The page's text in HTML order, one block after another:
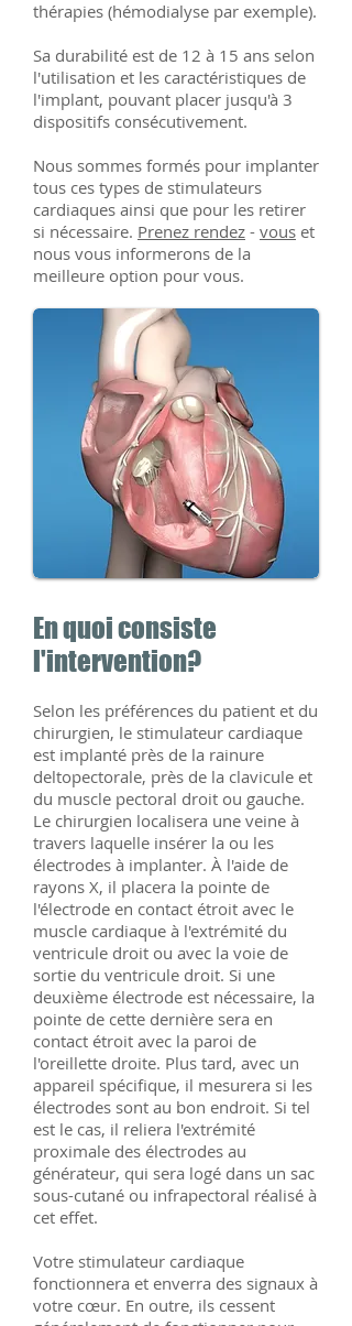
thérapies (hémodialyse par exemple).
Sa durabilité est de 12 à 15 ans selon
l'utilisation et les caractéristiques de
l'implant, pouvant placer jusqu'à 3
dispositifs consécutivement.
Nous sommes formés pour implanter
tous ces types de stimulateurs
cardiaques ainsi que pour les retirer
si nécessaire. Prenez rendez - vous et
nous vous informerons de la
meilleure option pour vous.
En quoi consiste
l'intervention?
Selon les préférences du patient et du
chirurgien, le stimulateur cardiaque
est implanté près de la rainure
deltopectorale, près de la clavicule et
du muscle pectoral droit ou gauche.
Le chirurgien localisera une veine à
travers laquelle insérer la ou les
électrodes à implanter. À l'aide de
rayons X, il placera la pointe de
l'électrode en contact étroit avec le
muscle cardiaque à l'extrémité du
ventricule droit ou avec la voie de
sortie du ventricule droit. Si une
deuxième électrode est nécessaire, la
pointe de cette dernière sera en
contact étroit avec la paroi de
l'oreillette droite. Plus tard, avec un
appareil spécifique, il mesurera si les
électrodes sont au bon endroit. Si tel
est le cas, il reliera l'extrémité
proximale des électrodes au
générateur, qui sera logé dans un sac
sous-cutané ou infrapectoral réalisé à
cet effet.
Votre stimulateur cardiaque
fonctionnera et enverra des signaux à
votre cœur. En outre, ils cessent